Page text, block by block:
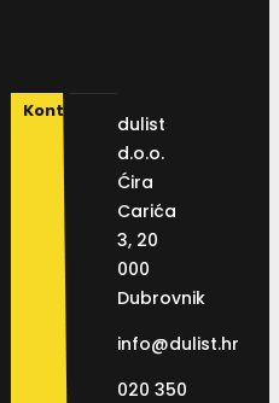
Kontakt
dulist
d.o.o.
Ćira
Carića
3, 20
000
Dubrovnik
info@dulist.hr
020 350